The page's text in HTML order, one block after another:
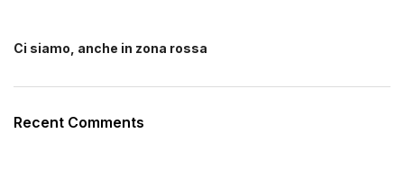
Ci siamo, anche in zona rossa
Recent Comments